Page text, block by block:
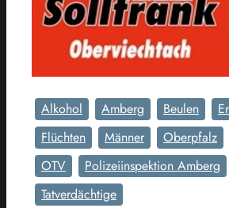
Alkohol Amberg Beulen
Flüchten
Männer Oberpfalz
OTV
Polizeiinspektion Amberg
Tatverdächtige